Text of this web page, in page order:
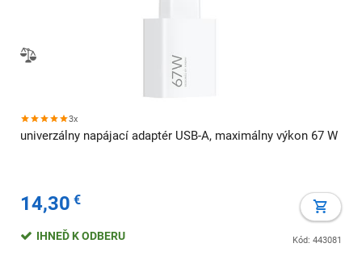
3x
univerzálny napájací adaptér USB-A, maximálny výkon 67 W
14,30 €
Kód: 443081
IHNEĎ K ODBERU